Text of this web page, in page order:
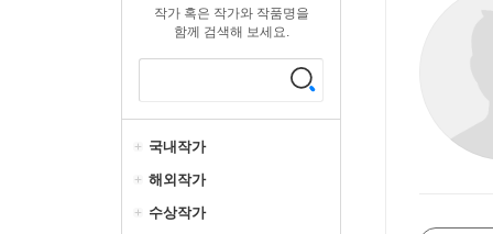
작가 혹은 작가와 작품명을
함께 검색해 보세요.
국내작가
해외작가
수상작가